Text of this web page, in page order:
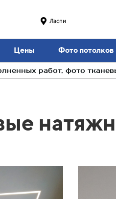
Ласпи
Цены Фото потолков
работ, фото